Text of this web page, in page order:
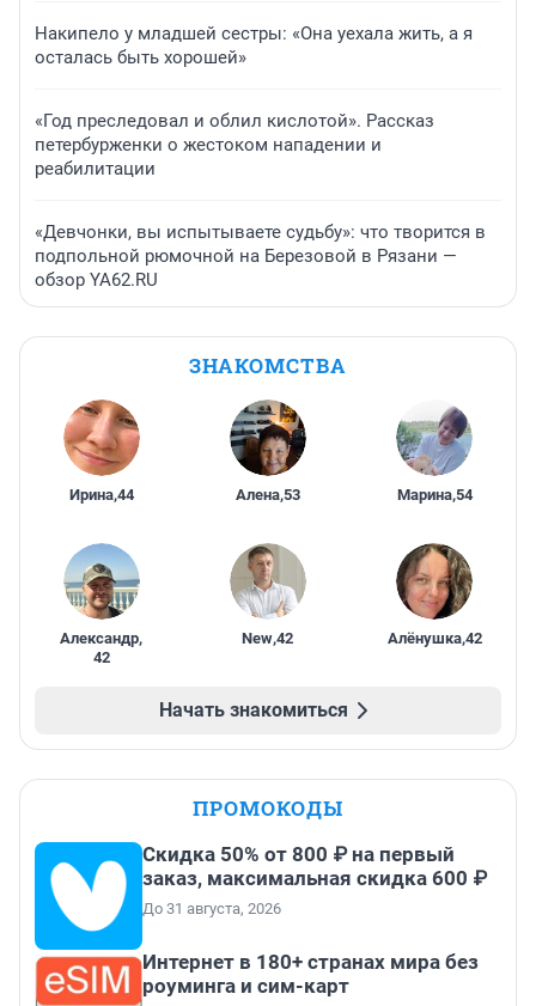
Накипело у младшей сестры: «Она уехала жить, а я
осталась быть хорошей»
«Год преследовал и облил кислотой». Рассказ
петербурженки о жестоком нападении и
реабилитации
«Девчонки, вы испытываете судьбу»: что творится в
подпольной рюмочной на Березовой в Рязани —
обзор YA62.RU
ЗНАКОМСТВА
Ирина,44 Алена,53 Марина,54
Александр,
42
New,42 Алёнушка,42
Начать знакомиться
ПРОМОКОДЫ
Скидка 50% от 800 ₽ на первый
заказ, максимальная скидка 600 ₽
До 31 августа, 2026
Интернет в 180+ странах мира без
роуминга и сим-карт